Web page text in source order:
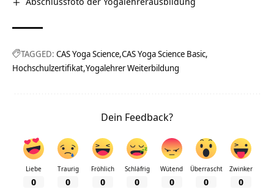
TAGGED: CAS Yoga Science CAS Yoga Science Basic
Hochschulzertifikat Yogalehrer Weiterbildung
Dein Feedback?
Liebe
0
Traurig
0
Fröhlich
0
Schläfrig
0
Wütend
0
Überrascht
0
Zwinker
0